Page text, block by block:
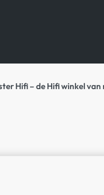
Hifi – de Hifi winkel